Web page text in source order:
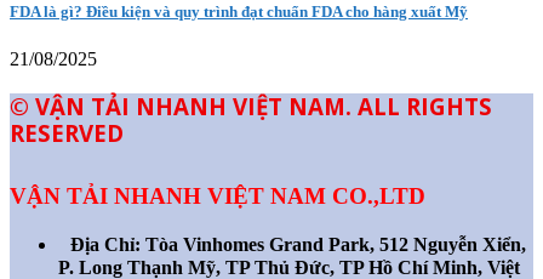
FDA là gì? Điều kiện và quy trình đạt chuẩn FDA cho hàng xuất Mỹ
21/08/2025
© VẬN TẢI NHANH VIỆT NAM. ALL RIGHTS
RESERVED
VẬN TẢI NHANH VIỆT NAM CO.,LTD
Địa Chỉ: Tòa Vinhomes Grand Park, 512 Nguyễn Xiển,
P. Long Thạnh Mỹ, TP Thủ Đức, TP Hồ Chí Minh, Việt